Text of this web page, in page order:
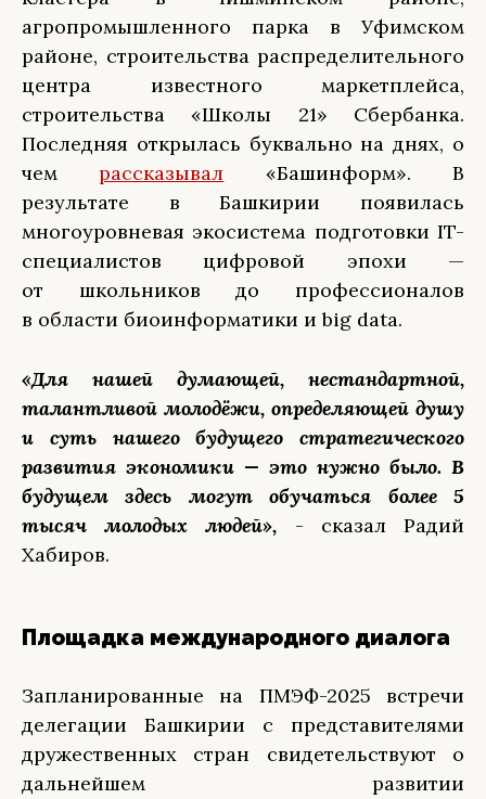
агропромышленного парка в Уфимском
районе, строительства распределительного
центра известного маркетплейса,
строительства «Школы 21» Сбербанка.
Последняя открылась буквально на днях, о
чемрассказывал «Башинформ». В
результате в Башкирии появилась
многоуровневая экосистема подготовки IT-
специалистов цифровой эпохи —
от школьников до профессионалов
в области биоинформатики и big data.
«Для нашей думающей, нестандартной,
талантливой молодёжи, определяющей душу
и суть нашего будущего стратегического
развития экономики — это нужно было. В
будущем здесь могут обучаться более 5
тысяч молодых людей»,
- сказал Радий
Хабиров.
Площадка международного диалога
Запланированные на ПМЭФ-2025 встречи
делегации Башкирии с представителями
дружественных стран свидетельствуют о
дальнейшем развитии